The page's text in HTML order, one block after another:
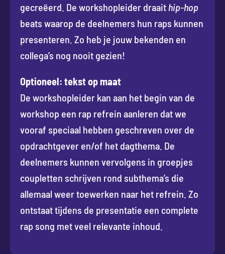
gecreëerd. De workshopleider draait hip-hop
beats waarop de deelnemers hun raps kunnen
presenteren. Zo heb je jouw bekenden en
collega’s nog nooit gezien!
Optioneel: tekst op maat
De workshopleider kan aan het begin van de
workshop een rap refrein aanleren dat we
vooraf speciaal hebben geschreven over de
opdrachtgever en/of het dagthema. De
deelnemers kunnen vervolgens in groepjes
coupletten schrijven rond subthema’s die
allemaal weer toewerken naar het refrein. Zo
ontstaat tijdens de presentatie een complete
rap song met veel relevante inhoud.